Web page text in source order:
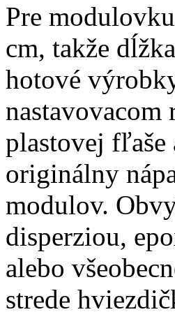
Pre
cm, takže
hotové
nastavovacom
plastovej fľaše
originálny
modulov.
disperziou,
alebo
strede